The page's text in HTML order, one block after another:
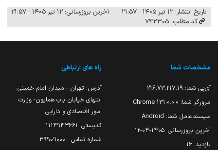
تاریخ انتشار: ۱۲ تیر ۱۴۰۵ - ۲۱:۵۷
آخرین بروزرسانی: ۱۲ تیر ۱۴۰۵ - ۲۱:۵۷
کد مطلب: 742305
مشخصات شما
آی‌پی شما: 216.73.217.19
مرورگر شما: 131.0.0.0 Chrome
سیستم‌عامل شما: Android
آخرین بروزرسانی: ۱۴۰۵-۰۴-۱۲
بازدید: 16
راه های ارتباطی
آدرس: تهران - میدان امام خمینی-
انتهای خیابان باب همایون- وزارت
امور اقتصادی و دارایی
کدپستی: ۱۱۱۴۹۴۳۶۶۱
شماره تماس : 39909000